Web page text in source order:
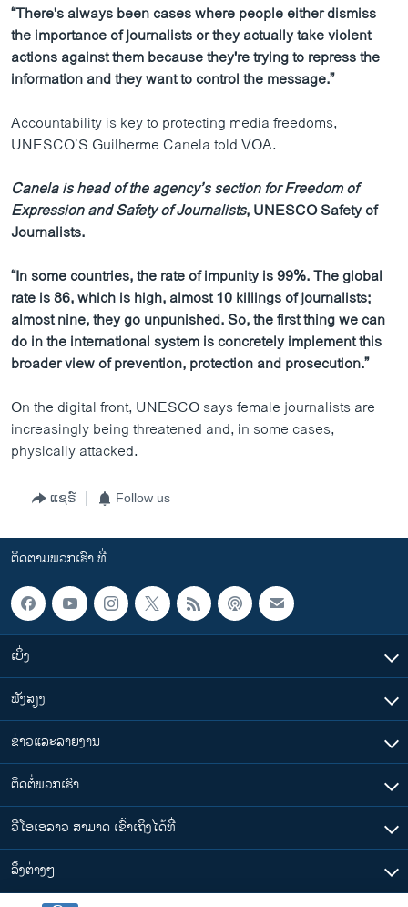
“There's always been cases where people either dismiss
the importance of journalists or they actually take violent
actions against them because they're trying to repress the
information and they want to control the message.”
Accountability is key to protecting media freedoms,
UNESCO’S Guilherme Canela told VOA.
Canela is head of the agency’s section for Freedom of
Expression and Safety of Journalists, UNESCO Safety of
Journalists.
“In some countries, the rate of impunity is 99%. The global
rate is 86, which is high, almost 10 killings of journalists;
almost nine, they go unpunished. So, the first thing we can
do in the international system is concretely implement this
broader view of prevention, protection and prosecution.”
On the digital front, UNESCO says female journalists are
increasingly being threatened and, in some cases,
physically attacked.
ແຊຣ໌ Follow us
ຕິດຕາມພວກເຮົາ ທີ່
ເບິ່ງ
ຟັງສຽງ
ຂ່າວແລະລາຍງານ
ຕິດຕໍ່ພວກເຮົາ
ວີໂອເອລາວ ສາມາດ ເຂົ້າເຖິງໄດ້ທີ່
​ລິ້ງ​ຕ່າງໆ